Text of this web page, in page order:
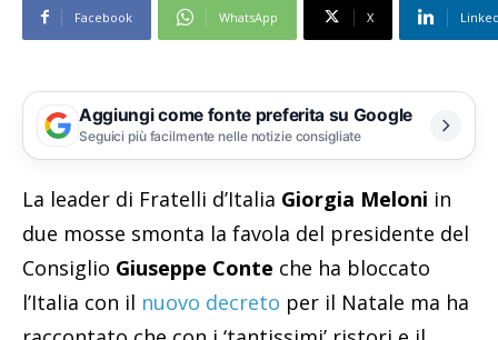
Facebook WhatsApp X
Aggiungi come fonte preferita su Google
Seguici più facilmente nelle notizie consigliate
La leader di Fratelli d’Italia Giorgia Meloni in
due mosse smonta la favola del presidente del
Consiglio Giuseppe Conte che ha bloccato
l’Italia con il nuovo decreto per il Natale ma ha